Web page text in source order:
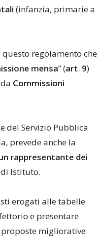
(infanzia, primarie a
regolamento che
mensa” (art. 9)
Commissioni
del Servizio Pubblica
prevede anche la
rappresentante dei
Istituto.
erogati alle tabelle
e presentare
migliorative